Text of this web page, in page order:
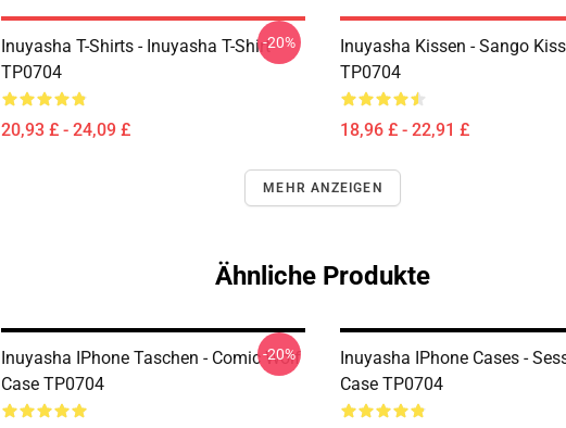
Inuyasha T-Shirts - Inuyasha T-Shirt
TP0704
20,93 £ - 24,09 £
-20%
Inuyasha Kissen - Sango
TP0704
18,96 £ - 22,91 £
MEHR ANZEIGEN
Ähnliche Produkte
Inuyasha IPhone Taschen - Comic Wolf
Case TP0704
-20%
Inuyasha IPhone Cases -
Case TP0704